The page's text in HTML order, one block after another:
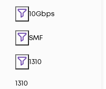
10Gbps
SMF
1310
1310